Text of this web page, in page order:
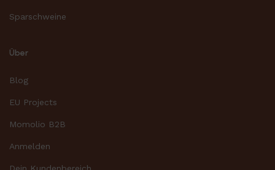
Sparschweine
Über
Blog
EU Projects
Momolio B2B
Anmelden
Dein Kundenbereich